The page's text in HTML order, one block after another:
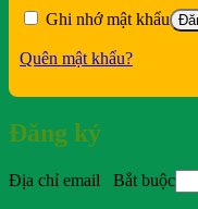
Ghi nhớ mật khẩu
Quên mật khẩu?
Đăng ký
Địa chỉ email Bắt buộc